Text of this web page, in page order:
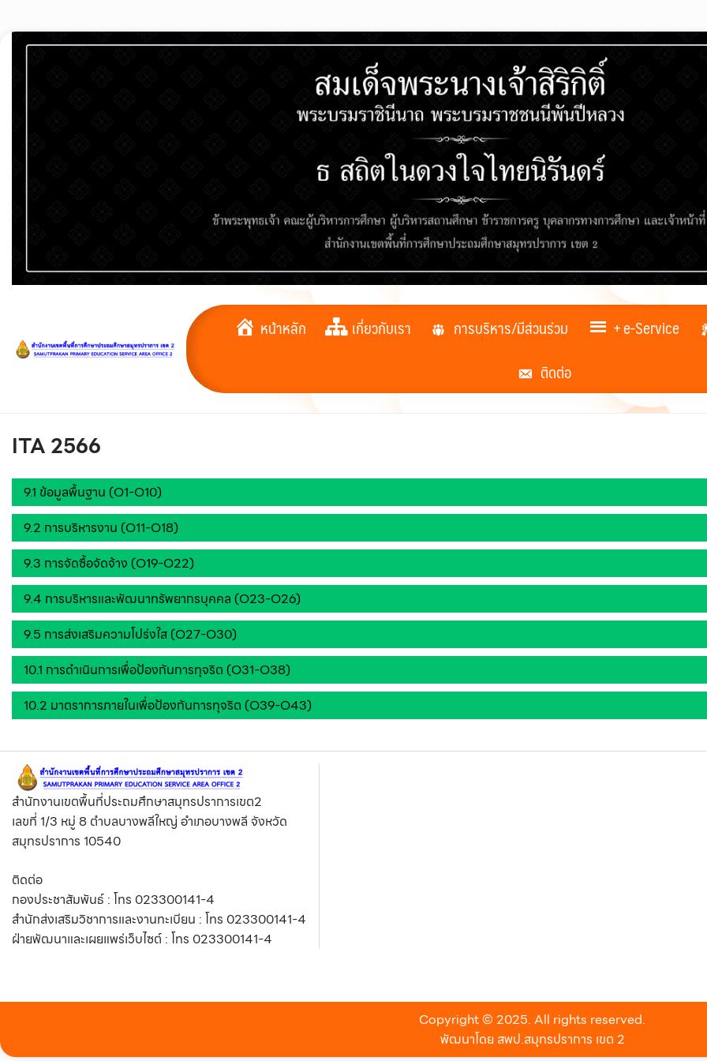
หน้าหลัก เกี่ยวกับเรา การบริหาร/มีส่วนร่วม + e-Service
ติดต่อ
ITA 2566
9.1 ข้อมูลพื้นฐาน (O1-O10)
9.2 การบริหารงาน (O11-O18)
9.3 การจัดซื้อจัดจ้าง (O19-O22)
9.4 การบริหารและพัฒนาทรัพยากรบุคคล (O23-O26)
9.5 การส่งเสริมความโปร่งใส (O27-O30)
10.1 การดำเนินการเพื่อป้องกันการทุจริต (O31-O38)
10.2 มาตราการภายในเพื่อป้องกันการทุจริต (O39-O43)
สำนักงานเขตพื้นที่ประถมศึกษาสมุทรปราการเขต2
เลขที่ 1/3 หมู่ 8 ตำบลบางพลีใหญ่ อำเภอบางพลี จังหวัด
สมุทรปราการ 10540
ติดต่อ
กองประชาสัมพันธ์ : โทร 023300141-4
สำนักส่งเสริมวิชาการและงานทะเบียน : โทร 023300141-4
ฝ่ายพัฒนาและเผยแพร่เว็บไซต์ : โทร 023300141-4
Copyright © 2025. All rights reserved.
พัฒนาโดย สพป.สมุทรปราการ เขต 2